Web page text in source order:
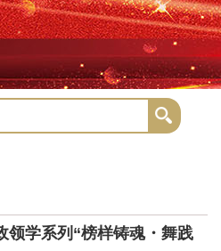
领学系列“榜样铸魂・舞践